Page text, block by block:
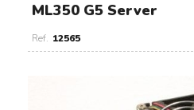
ML350 G5 Server
12565